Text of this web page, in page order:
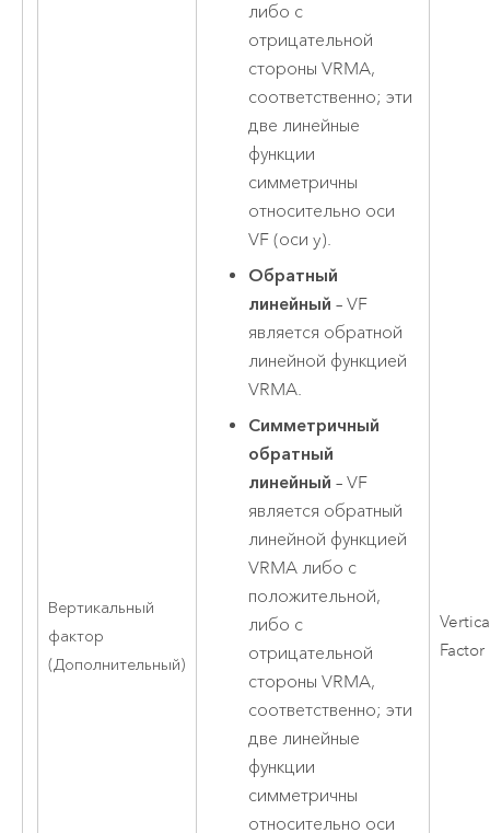
Вертикальный
фактор
(Дополнительный)
либо с
отрицательной
стороны VRMA,
соответственно; эти
две линейные
функции
симметричны
относительно оси
VF (оси y).
Обратный
линейный – VF
является обратной
линейной функцией
VRMA.
Симметричный
обратный
линейный – VF
является обратный
линейной функцией
VRMA либо с
положительной,
либо с
отрицательной
стороны VRMA,
соответственно; эти
две линейные
функции
симметричны
относительно оси
Factor